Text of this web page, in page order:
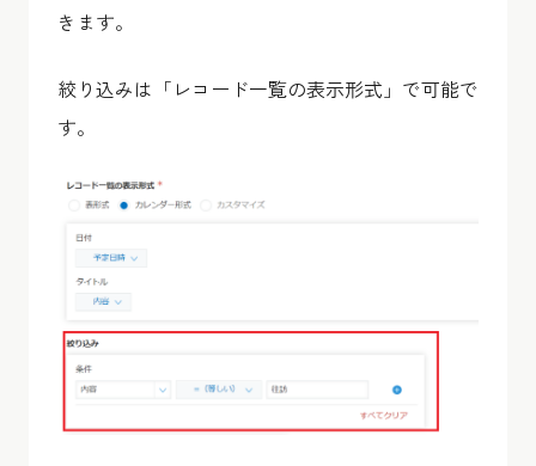
きます。
絞り込みは「レコード一覧の表示形式」で可能で
す。